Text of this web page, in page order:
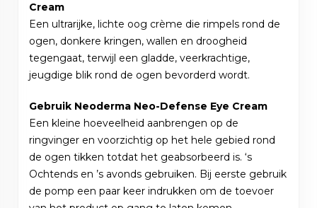
Cream
Een ultrarijke, lichte oog crème die rimpels rond de
ogen, donkere kringen, wallen en droogheid
tegengaat, terwijl een gladde, veerkrachtige,
jeugdige blik rond de ogen bevorderd wordt.
Gebruik Neoderma Neo-Defense Eye Cream
Een kleine hoeveelheid aanbrengen op de
ringvinger en voorzichtig op het hele gebied rond
de ogen tikken totdat het geabsorbeerd is. ‘s
Ochtends en ’s avonds gebruiken. Bij eerste gebruik
de pomp een paar keer indrukken om de toevoer